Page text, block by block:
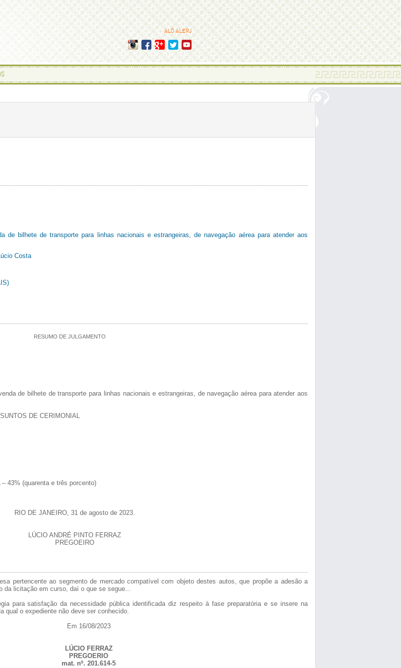
ALÔ ALERJ
de bilhete de transporte para linhas nacionais e estrangeiras, de navegação aérea para atender aos
Costa
RESUMO DE JULGAMENTO
de bilhete de transporte para linhas nacionais e estrangeiras, de navegação aérea para atender aos
DE CERIMONIAL
43% (quarenta e três porcento)
RIO DE JANEIRO, 31 de agosto de 2023.
LÚCIO ANDRÉ PINTO FERRAZ
PREGOEIRO
pertencente ao segmento de mercado compatível com objeto destes autos, que propõe a adesão a
da licitação em curso, daí o que se segue...
da necessidade pública identificada diz respeito à fase preparatória e se insere na
qual o expediente não deve ser conhecido.
Em 16/08/2023
LÚCIO FERRAZ
PREGOERIO
mat. nº. 201.614-5